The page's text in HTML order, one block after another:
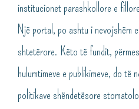
institucionet parashkollore e
Një portal, po ashtu i nevojshëm
shtetërore. Këto të fundit,
hulumtimeve e publikimeve, do të
politikave shëndetësore